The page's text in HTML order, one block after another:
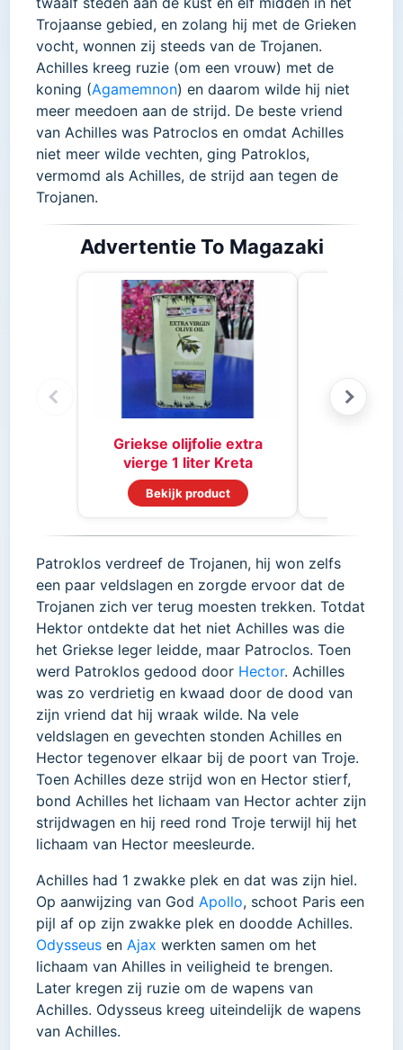
Trojaanse gebied, en zolang hij met de Grieken
vocht, wonnen zij steeds van de Trojanen.
Achilles kreeg ruzie (om een vrouw) met de
koning (Agamemnon) en daarom wilde hij niet
meer meedoen aan de strijd. De beste vriend
van Achilles was Patroclos en omdat Achilles
niet meer wilde vechten, ging Patroklos,
vermomd als Achilles, de strijd aan tegen de
Trojanen.
Advertentie To Magazaki
Griekse olijfolie extra
vierge 1 liter Kreta
Bekijk product
Stifado
Patroklos verdreef de Trojanen, hij won zelfs
een paar veldslagen en zorgde ervoor dat de
Trojanen zich ver terug moesten trekken. Totdat
Hektor ontdekte dat het niet Achilles was die
het Griekse leger leidde, maar Patroclos. Toen
werd Patroklos gedood door Hector. Achilles
was zo verdrietig en kwaad door de dood van
zijn vriend dat hij wraak wilde. Na vele
veldslagen en gevechten stonden Achilles en
Hector tegenover elkaar bij de poort van Troje.
Toen Achilles deze strijd won en Hector stierf,
bond Achilles het lichaam van Hector achter zijn
strijdwagen en hij reed rond Troje terwijl hij het
lichaam van Hector meesleurde.
Achilles had 1 zwakke plek en dat was zijn hiel.
Op aanwijzing van God Apollo, schoot Paris een
pijl af op zijn zwakke plek en doodde Achilles.
Odysseus en Ajax werkten samen om het
lichaam van Ahilles in veiligheid te brengen.
Later kregen zij ruzie om de wapens van
Achilles. Odysseus kreeg uiteindelijk de wapens
van Achilles.